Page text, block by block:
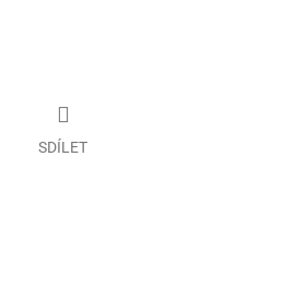
SDÍLET